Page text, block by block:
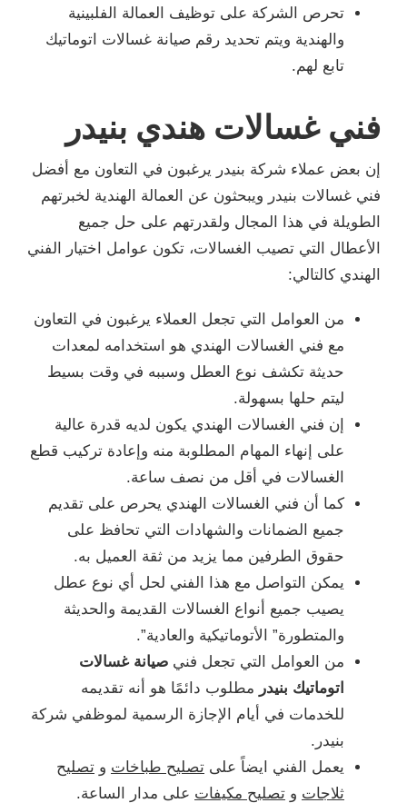
تحرص الشركة على توظيف العمالة الفلبينية
والهندية ويتم تحديد رقم صيانة غسالات اتوماتيك
تابع لهم.
فني غسالات هندي بنيدر
إن بعض عملاء شركة بنيدر يرغبون في التعاون مع أفضل
فني غسالات بنيدر ويبحثون عن العمالة الهندية لخبرتهم
الطويلة في هذا المجال ولقدرتهم على حل جميع
الأعطال التي تصيب الغسالات، تكون عوامل اختيار الفني
الهندي كالتالي:
من العوامل التي تجعل العملاء يرغبون في التعاون
مع فني الغسالات الهندي هو استخدامه لمعدات
حديثة تكشف نوع العطل وسببه في وقت بسيط
ليتم حلها بسهولة.
إن فني الغسالات الهندي يكون لديه قدرة عالية
على إنهاء المهام المطلوبة منه وإعادة تركيب قطع
الغسالات في أقل من نصف ساعة.
كما أن فني الغسالات الهندي يحرص على تقديم
جميع الضمانات والشهادات التي تحافظ على
حقوق الطرفين مما يزيد من ثقة العميل به.
يمكن التواصل مع هذا الفني لحل أي نوع عطل
يصيب جميع أنواع الغسالات القديمة والحديثة
والمتطورة” الأتوماتيكية والعادية”.
من العوامل التي تجعل فني صيانة غسالات
اتوماتيك بنيدر مطلوب دائمًا هو أنه تقديمه
للخدمات في أيام الإجازة الرسمية لموظفي شركة
بنيدر.
يعمل الفني ايضاً على تصليح طباخات و تصليح
ثلاجات و تصليح مكيفات على مدار الساعة.